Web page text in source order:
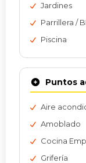
Jardines
Parrillera /
Piscina
Puntos
Aire
Amoblado
Cocina
Grifería